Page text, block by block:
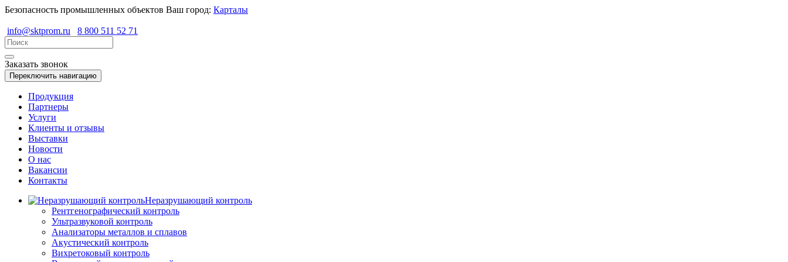
Безопасность промышленных объектов Ваш город: Карталы
info@sktprom.ru 8 800 511 52 71
Заказать звонок
Переключить навигацию
Продукция
Партнеры
Услуги
Клиенты и отзывы
Выставки
Новости
О нас
Вакансии
Контакты
Неразрушающий контроль
Рентгенографический контроль
Ультразвуковой контроль
Анализаторы металлов и сплавов
Акустический контроль
Вихретоковый контроль